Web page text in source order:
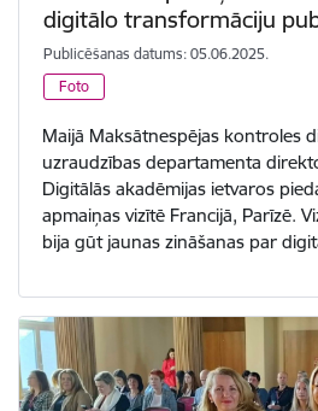
digitālo transformāciju
Publicēšanas datums: 05.06.2025.
Foto
Maijā Maksātnespējas kontroles
uzraudzības departamenta
Digitālās akadēmijas ietvaros
apmaiņas vizītē Francijā, Parīzē.
bija gūt jaunas zināšanas par